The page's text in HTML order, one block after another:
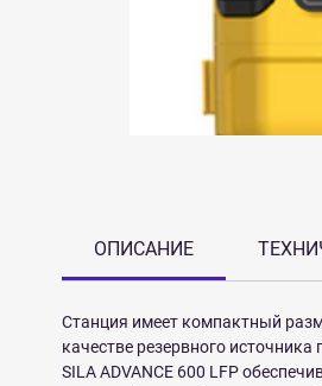
ОПИСАНИЕ
Станция имеет компактный
качестве резервного источника
SILA ADVANCE 600 LFP